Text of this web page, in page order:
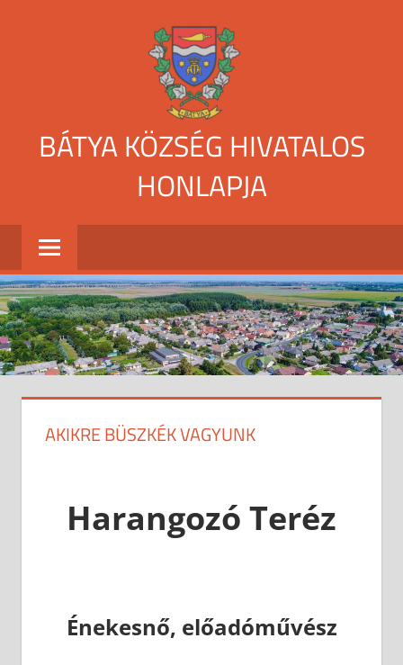
BÁTYA KÖZSÉG HIVATALOS
HONLAPJA
AKIKRE BÜSZKÉK VAGYUNK
Harangozó Teréz
Énekesnő, előadóművész